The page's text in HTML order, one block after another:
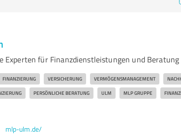
Experten für Finanzdienstleistungen und Beratung
FINANZIERUNG VERSICHERUNG VERMÖGENSMANAGEMENT
PERSÖNLICHE BERATUNG ULM MLP GRUPPE
mlp-ulm.de/